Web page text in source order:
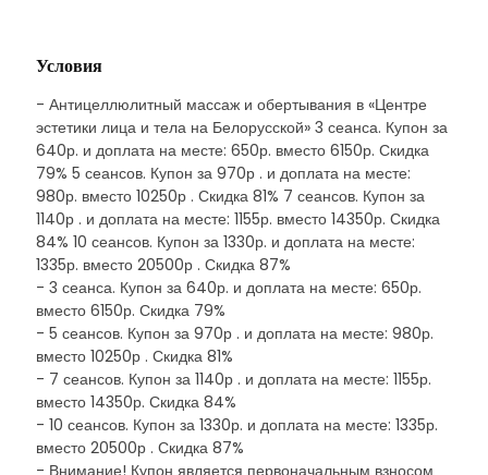
Условия
- Антицеллюлитный массаж и обертывания в «Центре
эстетики лица и тела на Белорусской» 3 сеанса. Купон за
640р. и доплата на месте: 650р. вместо 6150р. Скидка
79% 5 сеансов. Купон за 970р . и доплата на месте:
980р. вместо 10250р . Скидка 81% 7 сеансов. Купон за
1140р . и доплата на месте: 1155р. вместо 14350р. Скидка
84% 10 сеансов. Купон за 1330р. и доплата на месте:
1335р. вместо 20500р . Скидка 87%
- 3 сеанса. Купон за 640р. и доплата на месте: 650р.
вместо 6150р. Скидка 79%
- 5 сеансов. Купон за 970р . и доплата на месте: 980р.
вместо 10250р . Скидка 81%
- 7 сеансов. Купон за 1140р . и доплата на месте: 1155р.
вместо 14350р. Скидка 84%
- 10 сеансов. Купон за 1330р. и доплата на месте: 1335р.
вместо 20500р . Скидка 87%
- Внимание! Купон является первоначальным взносом